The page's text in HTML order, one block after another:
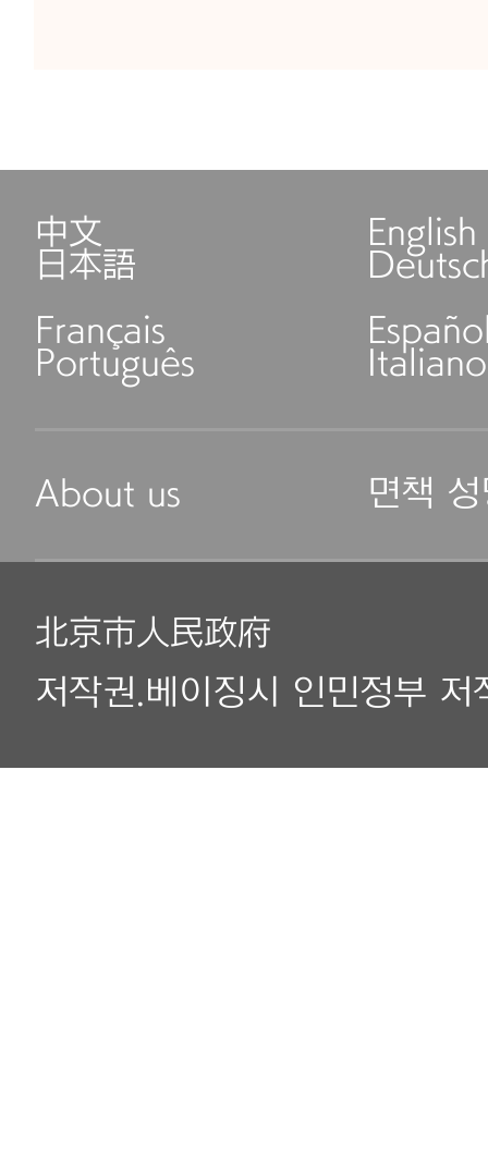
中文 English
日本語
Français
Português Italiano
About us 면책
北京市人民政府
저작권.베이징시 인민정부